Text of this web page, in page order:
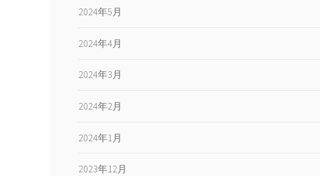
2024年5月
2024年4月
2024年3月
2024年2月
2024年1月
2023年12月